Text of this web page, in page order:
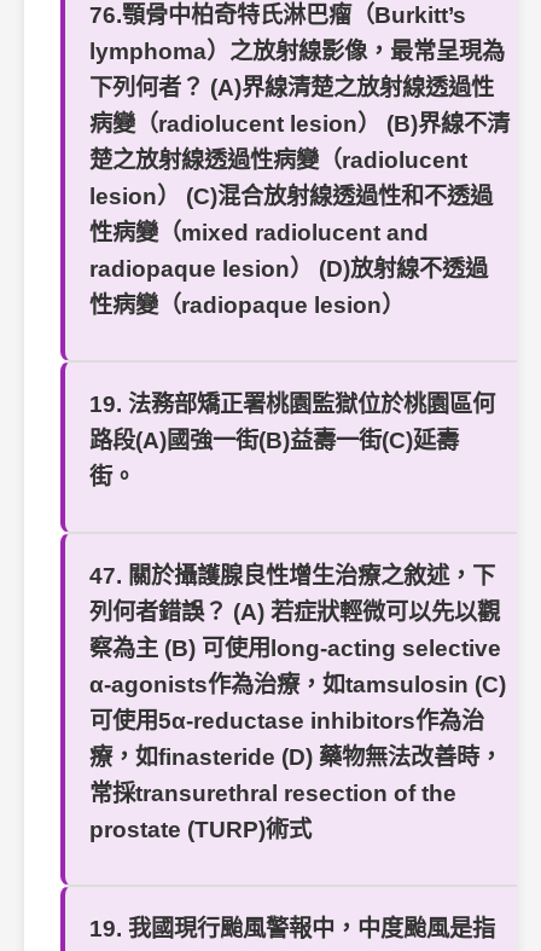
76.顎骨中柏奇特氏淋巴瘤（Burkitt’s
lymphoma）之放射線影像，最常呈現為
下列何者？ (A)界線清楚之放射線透過性
病變（radiolucent lesion） (B)界線不清
楚之放射線透過性病變（radiolucent
lesion） (C)混合放射線透過性和不透過
性病變（mixed radiolucent and
radiopaque lesion） (D)放射線不透過
性病變（radiopaque lesion）
19. 法務部矯正署桃園監獄位於桃園區何
路段(A)國強一街(B)益壽一街(C)延壽
街。
47. 關於攝護腺良性增生治療之敘述，下
列何者錯誤？ (A) 若症狀輕微可以先以觀
察為主 (B) 可使用long-acting selective
α-agonists作為治療，如tamsulosin (C)
可使用5α-reductase inhibitors作為治
療，如finasteride (D) 藥物無法改善時，
常採transurethral resection of the
prostate (TURP)術式
19. 我國現行颱風警報中，中度颱風是指